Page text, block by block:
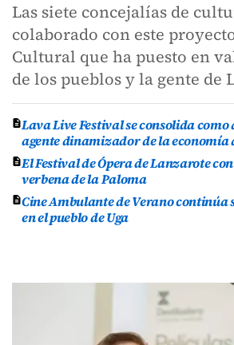
Las siete concejalías de
colaborado con este
Cultural que ha puesto en
de los pueblos y la gente de
Lava Live Festival se consolida
agente dinamizador de la economía
El Festival de Ópera de Lanzarote
verbena de la Paloma
Cine Ambulante de Verano continúa
en el pueblo de Uga